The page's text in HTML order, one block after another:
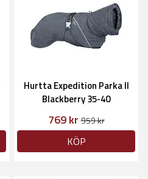
Hurtta Expedition Parka II
Blackberry 35-40
769 kr959 kr
KÖP